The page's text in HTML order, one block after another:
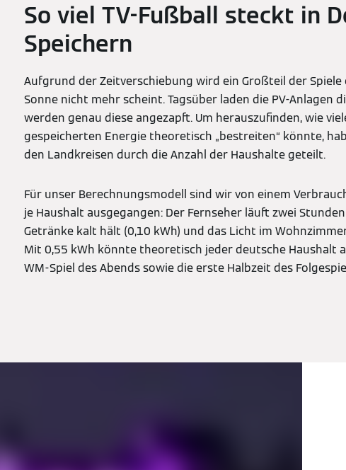
So viel TV-Fußball steckt in
Speichern
Aufgrund der Zeitverschiebung wird ein Großteil der
Sonne nicht mehr scheint. Tagsüber laden die PV-Anlagen
werden genau diese angezapft. Um herauszufinden, wie
gespeicherten Energie theoretisch „bestreiten“ könnte,
den Landkreisen durch die Anzahl der Haushalte geteilt.
Für unser Berechnungsmodell sind wir von einem
je Haushalt ausgegangen: Der Fernseher läuft zwei
Getränke kalt hält (0,10 kWh) und das Licht im
Mit 0,55 kWh könnte theoretisch jeder deutsche Haushalt
WM-Spiel des Abends sowie die erste Halbzeit des